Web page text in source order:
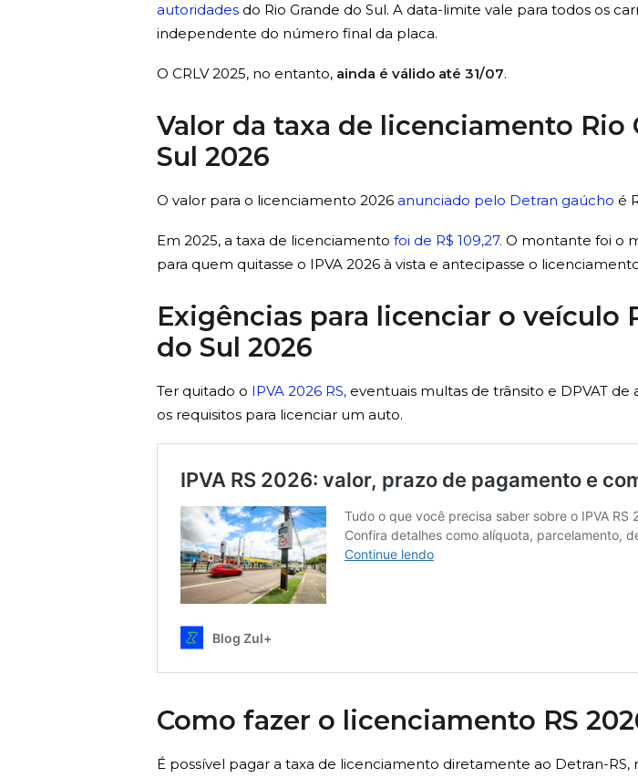
autoridades do Rio Grande do Sul. A data-limite vale para todos os
independente do número final da placa.
O CRLV 2025, no entanto, ainda é válido até 31/07.
Valor da taxa de licenciamento Rio
Sul 2026
O valor para o licenciamento 2026 anunciado pelo Detran gaúcho é
Em 2025, a taxa de licenciamento foi de R$ 109,27. O montante foi o
para quem quitasse o IPVA 2026 à vista e antecipasse o
Exigências para licenciar o veículo
do Sul 2026
Ter quitado o IPVA 2026 RS, eventuais multas de trânsito e DPVAT de
os requisitos para licenciar um auto.
Como fazer o licenciamento RS
É possível pagar a taxa de licenciamento diretamente ao Detran-RS,